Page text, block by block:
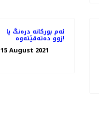
ئەم بورکانە‌ درەنگ یا
زوو دەتەقێتەوە!
15 August 2021